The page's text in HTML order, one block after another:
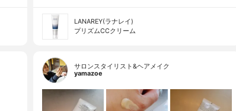
LANAREY(ラナレイ)
プリズムCCクリーム
サロンスタイリスト&ヘアメイク
yamazoe